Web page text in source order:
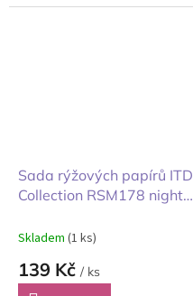
Sada rýžových papírů ITD
Collection RSM178 night
14,8x14,8 cm 6ks
Skladem (1 ks)
139 Kč / ks